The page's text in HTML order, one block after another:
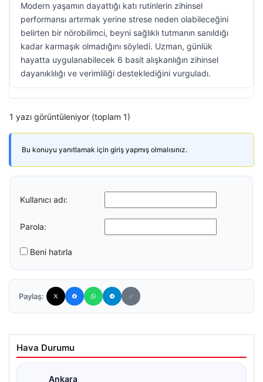
Modern yaşamın dayattığı katı rutinlerin zihinsel
performansı artırmak yerine strese neden olabileceğini
belirten bir nörobilimci, beyni sağlıklı tutmanın sanıldığı
kadar karmaşık olmadığını söyledi. Uzman, günlük
hayatta uygulanabilecek 6 basit alışkanlığın zihinsel
dayanıklılığı ve verimliliği desteklediğini vurguladı.
1 yazı görüntüleniyor (toplam 1)
Bu konuyu yanıtlamak için giriş yapmış olmalısınız.
Kullanıcı adı:
Parola:
Beni hatırla
Paylaş:
Hava Durumu
Ankara